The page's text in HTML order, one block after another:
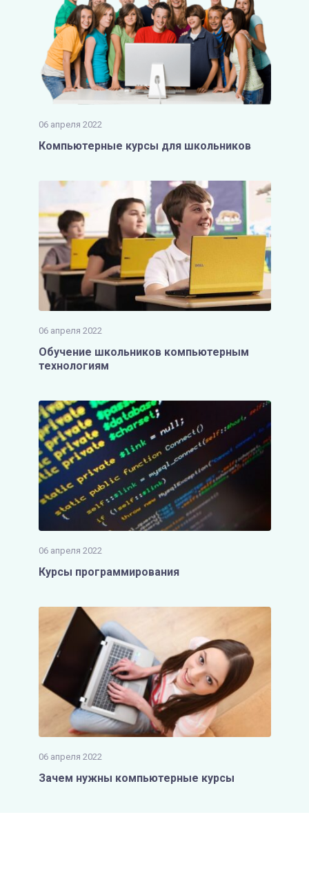
06 апреля 2022
Компьютерные курсы для школьников
06 апреля 2022
Обучение школьников компьютерным
технологиям
06 апреля 2022
Курсы программирования
06 апреля 2022
Зачем нужны компьютерные курсы